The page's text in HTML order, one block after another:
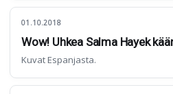
01.10.2018
Wow! Uhkea Salma Hayek
Kuvat Espanjasta.